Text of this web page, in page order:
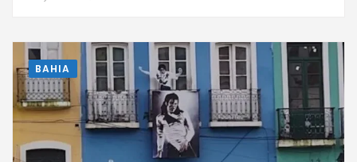
BAHIA